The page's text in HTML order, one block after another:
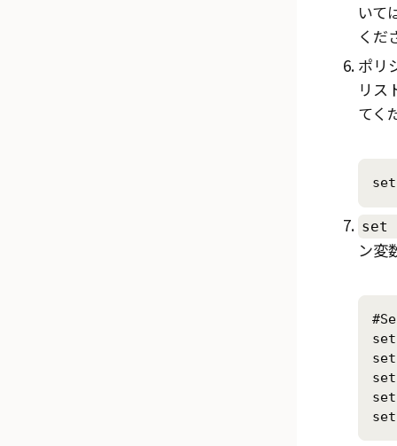
いて
くだ
ポリ
リス
てく
set
set
ン変